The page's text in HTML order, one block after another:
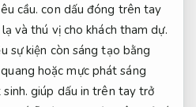
cầu. con dấu đóng trên tay
và thú vị cho khách tham dự.
sự kiện còn sáng tạo bằng
hoặc mực phát sáng
giúp dấu in trên tay trở